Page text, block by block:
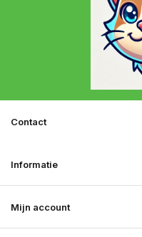
Mijn account
Informatie
Contact